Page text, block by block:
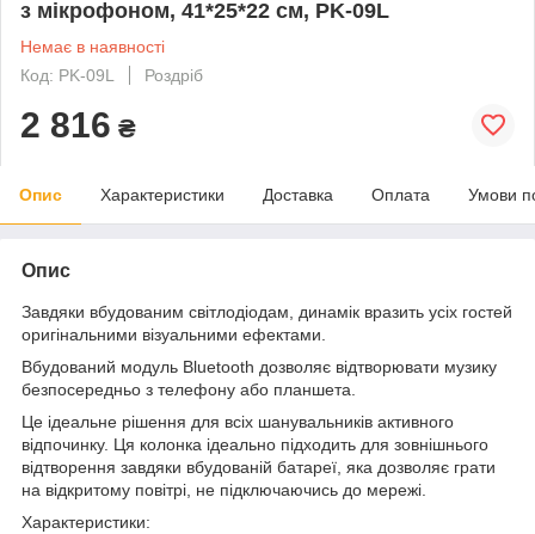
з мікрофоном, 41*25*22 см, PK-09L
Немає в наявності
Код: PK-09L
Роздріб
2 816 ₴
Опис Характеристики Доставка Оплата Умови
Опис
Завдяки вбудованим світлодіодам, динамік вразить усіх гостей
оригінальними візуальними ефектами.
Вбудований модуль Bluetooth дозволяє відтворювати музику
безпосередньо з телефону або планшета.
Це ідеальне рішення для всіх шанувальників активного
відпочинку. Ця колонка ідеально підходить для зовнішнього
відтворення завдяки вбудованій батареї, яка дозволяє грати
на відкритому повітрі, не підключаючись до мережі.
Характеристики: